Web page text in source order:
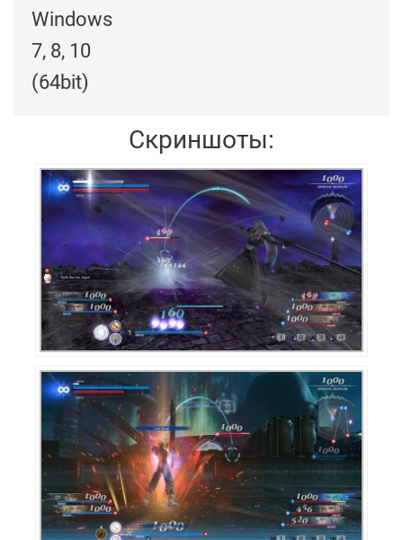
Windows
7, 8, 10
(64bit)
Скриншоты: